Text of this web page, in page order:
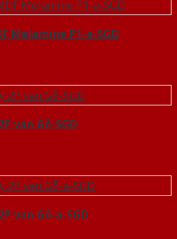
Melamine P1-a-SGD
van Gỗ-SGD
van Gỗ-a-SGD